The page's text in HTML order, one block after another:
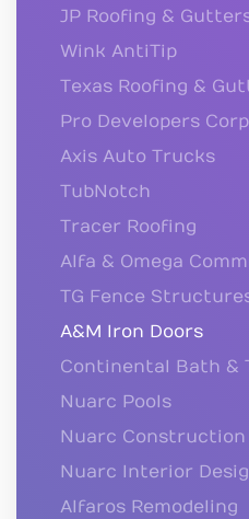
JP Roofing &
Wink AntiTip
Texas Roofing &
Pro Developers Corp
Axis Auto Trucks
TubNotch
Tracer Roofing
Alfa & Omega
TG Fence
A&M Iron Doors
Continental Bath &
Nuarc Pools
Nuarc Construction
Nuarc Interior
Alfaros Remodeling